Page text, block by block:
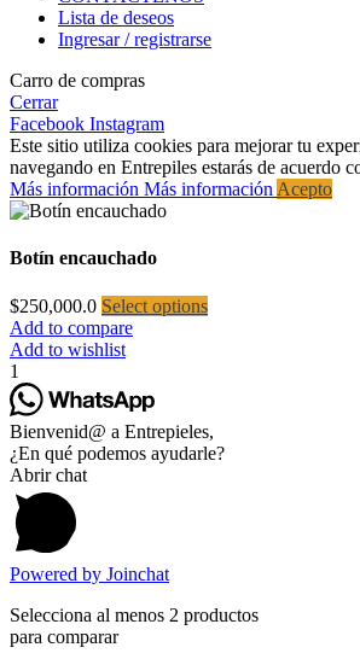
Lista de deseos
Ingresar / registrarse
Carro de compras
Cerrar
Facebook Instagram
Este sitio utiliza cookies para mejorar tu
navegando en Entrepiles estarás de acuerdo
Más información Más información Acepto
Botín encauchado
$250,000.0 Select options
Add to compare
Add to wishlist
1
Bienvenid@ a Entrepieles,
¿En qué podemos ayudarle?
Abrir chat
Powered by Joinchat
Selecciona al menos 2 productos
para comparar